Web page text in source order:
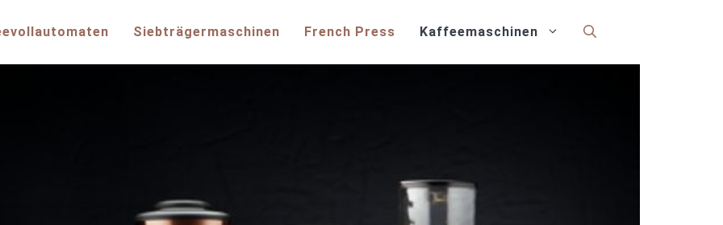
Siebträgermaschinen French Press Kaffeemaschinen